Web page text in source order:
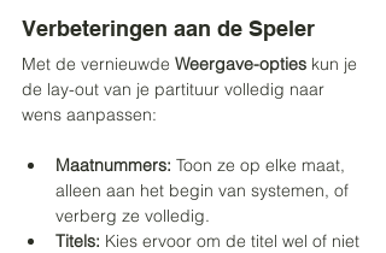
Verbeteringen aan de Speler
Met de vernieuwde Weergave-opties kun je
de lay-out van je partituur volledig naar
wens aanpassen:
Maatnummers: Toon ze op elke maat,
alleen aan het begin van systemen, of
verberg ze volledig.
Titels: Kies ervoor om de titel wel of niet